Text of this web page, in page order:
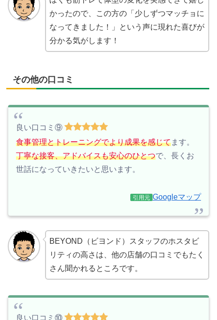
かったので、この方の「少しずつマッチョに
なってきました！」という声に現れた喜びが
分かる気がします！
その他の口コミ
良い口コミ⑨
食事管理とトレーニングでより成果を感じてます。
丁寧な接客、アドバイスも安心のひとつで、長くお
世話になっていきたいと思います。
引用元 Googleマップ
BEYOND（ビヨンド）スタッフのホスタビ
リティの高さは、他の店舗の口コミでもたく
さん聞かれるところです。
良い口コミ⑩